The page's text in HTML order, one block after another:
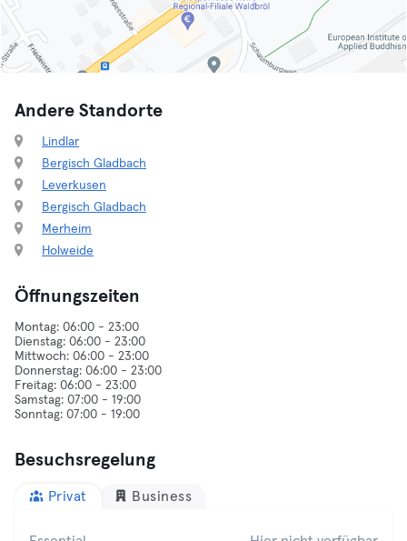
Andere Standorte
Lindlar
Bergisch Gladbach
Leverkusen
Bergisch Gladbach
Merheim
Holweide
Öffnungszeiten
Montag: 06:00 - 23:00
Dienstag: 06:00 - 23:00
Mittwoch: 06:00 - 23:00
Donnerstag: 06:00 - 23:00
Freitag: 06:00 - 23:00
Samstag: 07:00 - 19:00
Besuchsregelung
Privat Business